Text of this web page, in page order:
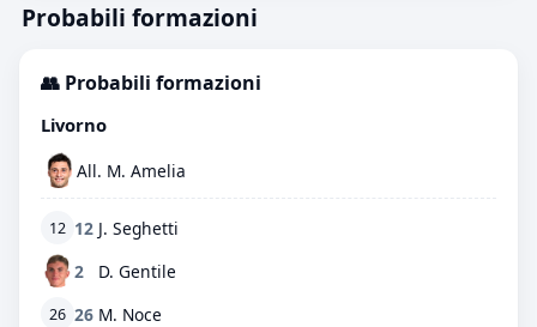
Probabili formazioni
👥 Probabili formazioni
Livorno
All. M. Amelia
12 12 J. Seghetti
2
D. Gentile
26 26 M. Noce